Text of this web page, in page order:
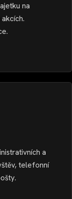
na
a
telefonní